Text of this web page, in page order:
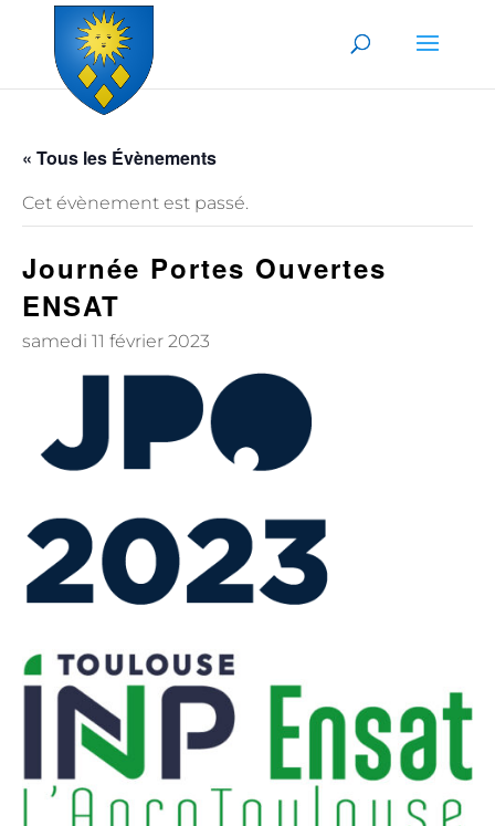
Skip to content
« Tous les Évènements
Cet évènement est passé.
Journée Portes Ouvertes
ENSAT
samedi 11 février 2023